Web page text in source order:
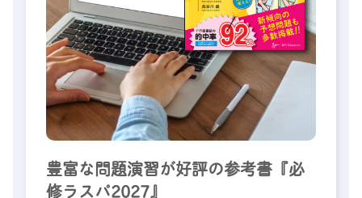
豊富な問題演習が好評の参考書『必
修ラスパ2027』